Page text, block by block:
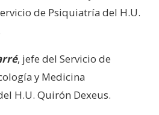
de Psiquiatría del H.U.
, jefe del Servicio de
y Medicina
H.U. Quirón Dexeus.